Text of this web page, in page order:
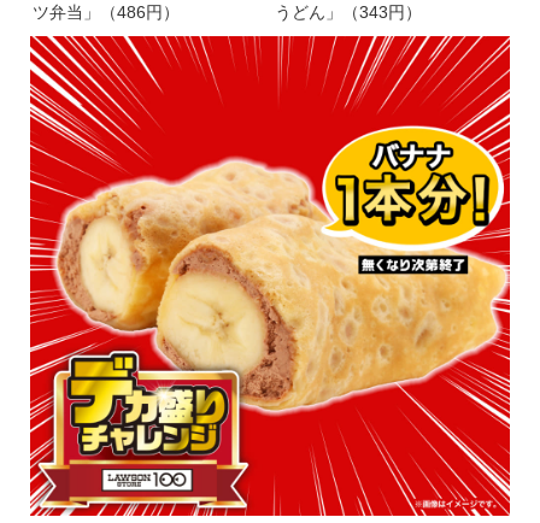
ツ弁当」（486円）
うどん」（343円）